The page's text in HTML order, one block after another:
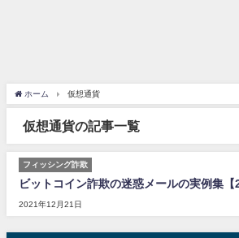
ホーム 仮想通貨
仮想通貨の記事一覧
フィッシング詐欺
ビットコイン詐欺の迷惑メールの実例集【
2021年12月21日